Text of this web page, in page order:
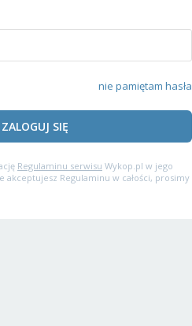
nie pamiętam hasła
ZALOGUJ SIĘ
Regulaminu serwisu Wykop.pl w jego
akceptujesz Regulaminu w całości, prosimy